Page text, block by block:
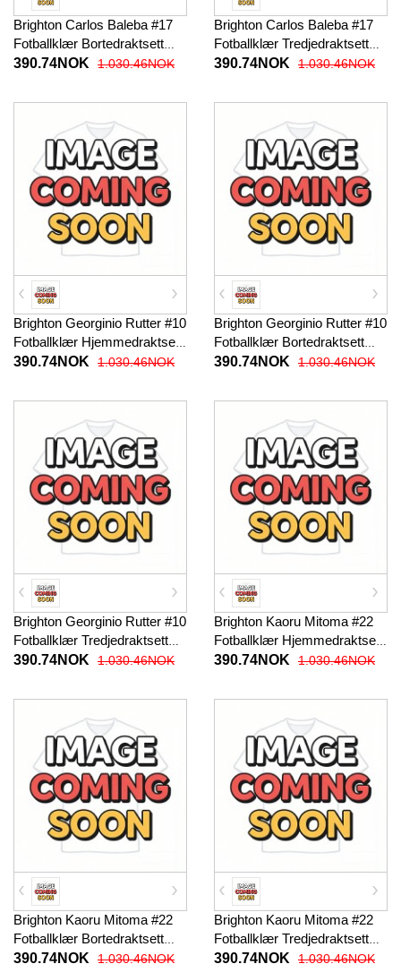
Brighton Carlos Baleba #17
Fotballklær Bortedraktsett
Barn 2025-26 Kortermet (+
390.74NOK 1.030.46NOK
Brighton Carlos Baleba #17
Fotballklær Tredjedraktsett
Barn 2025-26 Kortermet (+
390.74NOK 1.030.46NOK
Brighton Georginio Rutter #10
Fotballklær Hjemmedraktsett
Barn 2025-26 Kortermet (+
390.74NOK 1.030.46NOK
Brighton Georginio Rutter #10
Fotballklær Bortedraktsett
Barn 2025-26 Kortermet (+
390.74NOK 1.030.46NOK
Brighton Georginio Rutter #10
Fotballklær Tredjedraktsett
Barn 2025-26 Kortermet (+
390.74NOK 1.030.46NOK
Brighton Kaoru Mitoma #22
Fotballklær Hjemmedraktsett
Barn 2025-26 Kortermet (+
390.74NOK 1.030.46NOK
Brighton Kaoru Mitoma #22
Fotballklær Bortedraktsett
Barn 2025-26 Kortermet (+
390.74NOK 1.030.46NOK
Brighton Kaoru Mitoma #22
Fotballklær Tredjedraktsett
Barn 2025-26 Kortermet (+
390.74NOK 1.030.46NOK